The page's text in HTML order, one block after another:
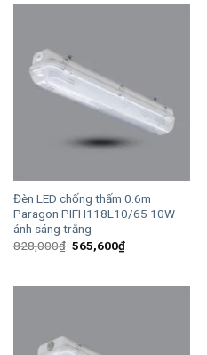
565,600₫.
Đèn LED chống thấm 0.6m
Paragon PIFH118L10/65 10W
ánh sáng trắng
828,000₫ Giá
565,600₫Giá
hiện